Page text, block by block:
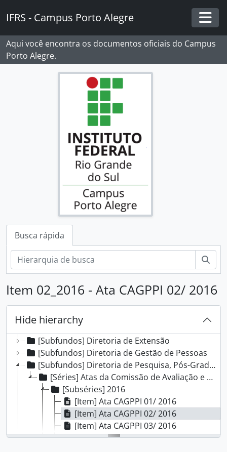
IFRS - Campus Porto Alegre
Aqui você encontra os documentos oficiais do Campus
Porto Alegre.
Busca rápida
Item 02_2016 - Ata CAGPPI 02/ 2016
Hide hierarchy
[Fundos] Campus Porto Alegre - IFRS
[Subfundos] Comissão Local do Programa de Acompanhamento de Egressos
[Subfundos] Comissão Própria de Avaliação Local
[Subfundos] Conselho do Campus Porto Alegre
[Subfundos] Direção Geral
[Subfundos] Diretoria de Extensão
[Subfundos] Diretoria de Gestão de Pessoas
[Subfundos] Diretoria de Pesquisa, Pós-Graduação e Inovação
[Séries] Atas da Comissão de Avaliação e Gestão de Projetos de Pesquisa e Inovação
[Subséries] 2016
[Item] Ata CAGPPI 01/ 2016
[Item] Ata CAGPPI 02/ 2016
[Item] Ata CAGPPI 03/ 2016
[Item] Ata CAGPPI 04/ 2016